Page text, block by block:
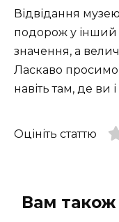
Відвідання
подорож у інший
значення, а
Ласкаво просимо
навіть там, де ви
Оцініть статтю
Вам